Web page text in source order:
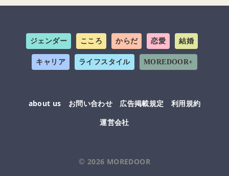
ジェンダー こころ からだ 恋愛 結婚
キャリア ライフスタイル MOREDOOR+
about us お問い合わせ 広告掲載規定
利用規約
運営会社
© 2026 MOREDOOR